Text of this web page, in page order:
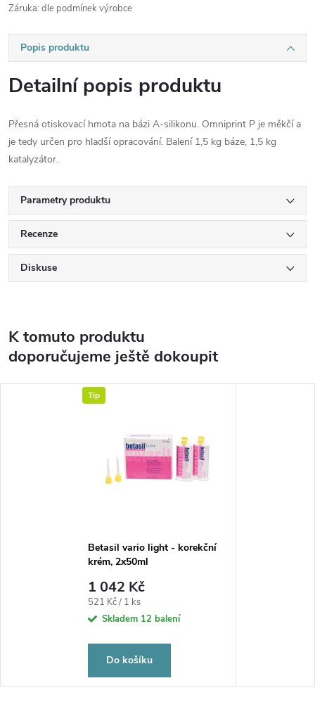
Záruka: dle podmínek výrobce
Popis produktu
Detailní popis produktu
Přesná otiskovací hmota na bázi A-silikonu. Omniprint P je měkčí a
je tedy určen pro hladší opracování. Balení 1,5 kg báze, 1,5 kg
katalyzátor.
Parametry produktu
Recenze
Diskuse
K tomuto produktu
doporučujeme ještě dokoupit
Tip
Betasil vario light - korekční
krém, 2x50ml
1 042 Kč
Měrná
cena:
521 Kč / 1 ks
Skladem 12 balení
Do košíku